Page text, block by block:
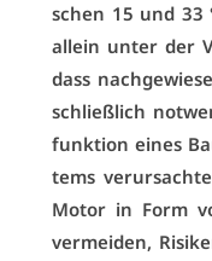
schen 15 und 33
al­lein un­ter der
dass
schließ­lich
funk­ti­on ei­nes
tems
Mo­tor in Form
ver­mei­den,